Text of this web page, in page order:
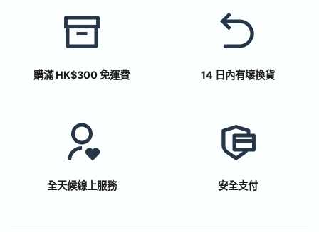
購滿 HK$300 免運費 14 日內有壞換貨
全天候線上服務 安全支付